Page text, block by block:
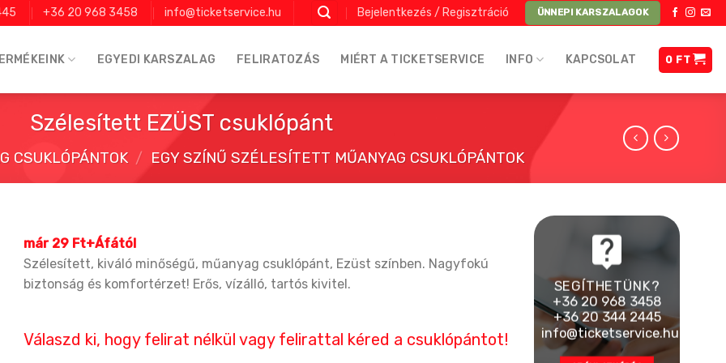
+36 20 968 3458 info@ticketservice.hu Bejelentkezés / Regisztráció ÜNNEPI KARSZALAGOK
EGYEDI KARSZALAG FELIRATOZÁS MIÉRT A TICKETSERVICE INFO KAPCSOLAT 0 FT
Szélesített EZÜST csuklópánt
CSUKLÓPÁNTOK / EGY SZÍNŰ SZÉLESÍTETT MŰANYAG CSUKLÓPÁNTOK
már 29 Ft+Áfától
Szélesített, kiváló minőségű, műanyag csuklópánt, Ezüst színben. Nagyfokú
biztonság és komfortérzet! Erős, vízálló, tartós kivitel.
Válaszd ki, hogy felirat nélkül vagy felirattal kéred a csuklópántot!
SEGÍTHETÜNK?
+36 20 968 3458
+36 20 344 2445
info@ticketservice.hu